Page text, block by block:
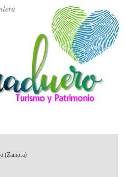
(Zamora)